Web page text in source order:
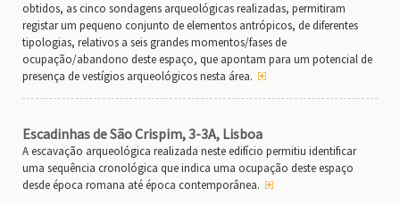
obtidos, as cinco sondagens arqueológicas realizadas, permitiram
registar um pequeno conjunto de elementos antrópicos, de diferentes
tipologias, relativos a seis grandes momentos/fases de
ocupação/abandono deste espaço, que apontam para um potencial de
presença de vestígios arqueológicos nesta área.
Escadinhas de São Crispim, 3-3A, Lisboa
A escavação arqueológica realizada neste edifício permitiu identificar
uma sequência cronológica que indica uma ocupação deste espaço
desde época romana até época contemporânea.